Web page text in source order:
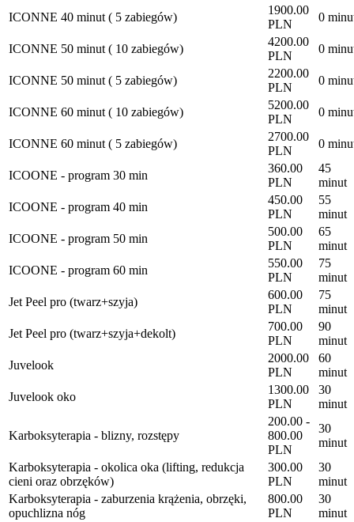
ICONNE 40 minut ( 5 zabiegów)
1900.00
PLN
0
ICONNE 50 minut ( 10 zabiegów)
4200.00
PLN
0
ICONNE 50 minut ( 5 zabiegów)
2200.00
PLN
0
ICONNE 60 minut ( 10 zabiegów)
5200.00
PLN
0
ICONNE 60 minut ( 5 zabiegów)
2700.00
PLN
0
ICOONE - program 30 min
360.00
PLN
45
minut
ICOONE - program 40 min
450.00
PLN
55
minut
ICOONE - program 50 min
500.00
PLN
65
minut
ICOONE - program 60 min
550.00
PLN
75
minut
Jet Peel pro (twarz+szyja)
600.00
PLN
75
minut
Jet Peel pro (twarz+szyja+dekolt)
700.00
PLN
90
minut
Juvelook
2000.00
PLN
60
minut
Juvelook oko
1300.00
PLN
30
minut
Karboksyterapia - blizny, rozstępy
200.00 -
800.00
PLN
30
minut
Karboksyterapia - okolica oka (lifting, redukcja
cieni oraz obrzęków)
300.00
PLN
30
minut
Karboksyterapia - zaburzenia krążenia, obrzęki,
opuchlizna nóg
800.00
PLN
30
minut